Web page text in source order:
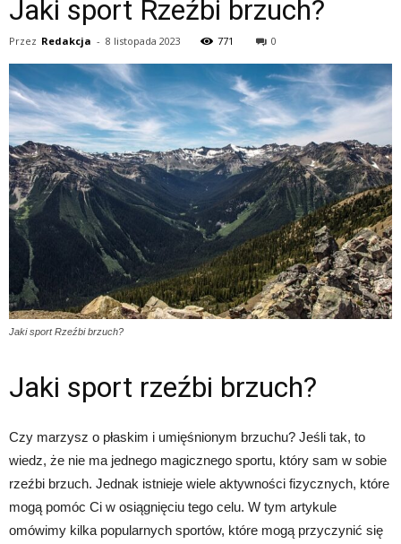
Jaki sport Rzeźbi brzuch?
Przez Redakcja - 8 listopada 2023 771 0
Jaki sport Rzeźbi brzuch?
Jaki sport rzeźbi brzuch?
Czy marzysz o płaskim i umięśnionym brzuchu? Jeśli tak, to
wiedz, że nie ma jednego magicznego sportu, który sam w sobie
rzeźbi brzuch. Jednak istnieje wiele aktywności fizycznych, które
mogą pomóc Ci w osiągnięciu tego celu. W tym artykule
omówimy kilka popularnych sportów, które mogą przyczynić się